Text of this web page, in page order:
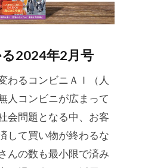
2024年2月号
わるコンビニＡＩ（人
人コンビニが広まって
会問題となる中、お客
して買い物が終わるな
んの数も最小限で済み